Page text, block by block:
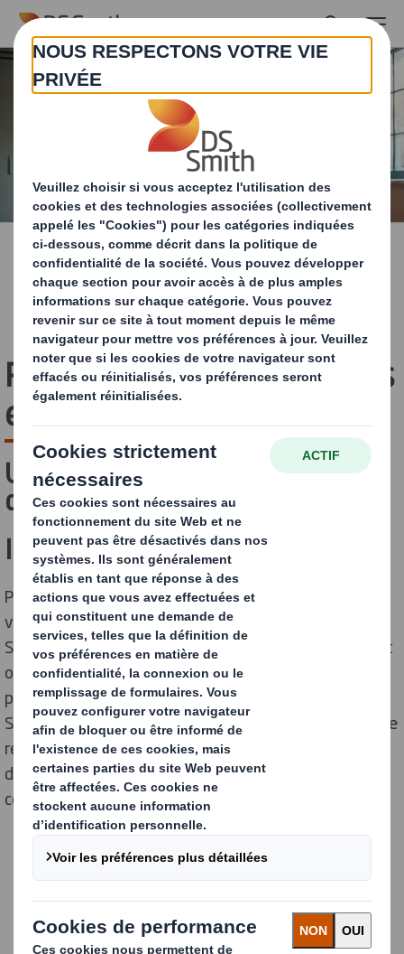
Skip to main content
Partez en voyage avec nos
experts
Un emballage, c'est bien plus
qu'une simple boîte.
Il a une incidence sur tout.
Pensez à la réputation de votre marque. Aux vidéos
virales de déballage. À votre empreinte écologique.
Sans parler de la rentabilité, de l'efficacité de l'entrepôt
ou des ventes en magasin. Et, bien sûr, à sa fonction
première : protéger vos produits.
Si vous vous y prenez bien, cela peut vous permettre de
réaliser des économies, de devancer la concurrence et
de rendre votre entreprise plus durable. Mais par où
commencer ?
Imaginez que vous
puissiez…